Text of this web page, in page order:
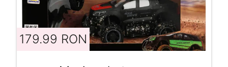
179.99 RON